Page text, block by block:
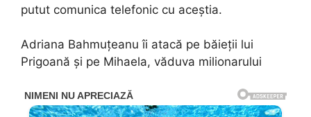
putut comunica telefonic cu aceștia.
Adriana Bahmuțeanu îi atacă pe băieții lui
Prigoană și pe Mihaela, văduva milionarului